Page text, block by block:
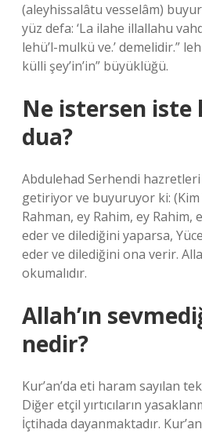
(aleyhissalâtu vesselâm)
yüz defa: ‘La ilahe illallahu
lehü’l-mulkü ve.’ demelidir.”
külli şey’in’in” büyüklüğü.
Ne istersen iste
dua?
Abdulehad Serhendi
getiriyor ve buyuruyor ki: (Kim
Rahman, ey Rahim, ey Rahim,
eder ve dilediğini yaparsa,
eder ve dilediğini ona verir.
okumalıdır.
Allah’ın
nedir?
Kur’an’da eti haram sayılan
Diğer etçil yırtıcıların
İçtihada dayanmaktadır.